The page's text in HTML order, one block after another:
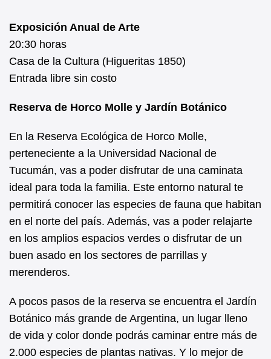
Exposición Anual de Arte
20:30 horas
Casa de la Cultura (Higueritas 1850)
Entrada libre sin costo
Reserva de Horco Molle y Jardín Botánico
En la Reserva Ecológica de Horco Molle,
perteneciente a la Universidad Nacional de
Tucumán, vas a poder disfrutar de una caminata
ideal para toda la familia. Este entorno natural te
permitirá conocer las especies de fauna que habitan
en el norte del país. Además, vas a poder relajarte
en los amplios espacios verdes o disfrutar de un
buen asado en los sectores de parrillas y
merenderos.
A pocos pasos de la reserva se encuentra el Jardín
Botánico más grande de Argentina, un lugar lleno
de vida y color donde podrás caminar entre más de
2.000 especies de plantas nativas. Y lo mejor de